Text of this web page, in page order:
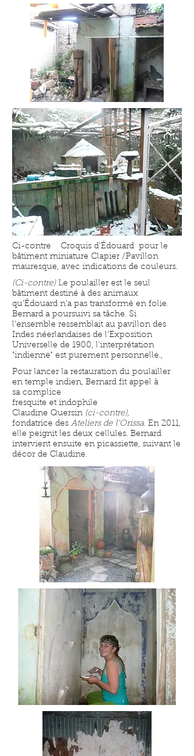
Ci-contre Croquis d'Édouard pour le
bâtiment miniature Clapier /Pavillon
mauresque, avec indications de couleurs.
(Ci-contre) Le poulailler est le seul
bâtiment destiné à des animaux
qu'Édouard n'a pas transformé en folie.
Bernard a poursuivi sa tâche. Si
l'ensemble ressemblait au pavillon des
Indes néerlandaises de l'Exposition
Universelle de 1900, l'interprétation
"indienne" est purement personnelle.,
Pour lancer la restauration du poulailler
en temple indien, Bernard fit appel à
sa complice
fresquite et indophile
Claudine Quersin (ci-contre),
fondatrice des Ateliers de l'Orissa. En 2011,
elle peignit les deux cellules. Bernard
intervient ensuite en picassiette, suivant le
décor de Claudine.